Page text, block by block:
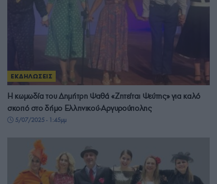
ΕΚΔΗΛΩΣΕΙΣ
Η κωμωδία του Δημήτρη Ψαθά «Ζητείται Ψεύτης» για καλό
σκοπό στο δήμο Ελληνικού-Αργυρούπολης
5/07/2025 - 1:45μμ